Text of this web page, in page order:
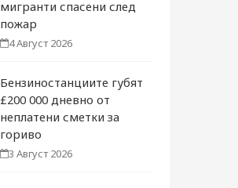
мигранти спасени след
пожар
4 Август 2026
Бензиностанциите губят
£200 000 дневно от
неплатени сметки за
гориво
3 Август 2026